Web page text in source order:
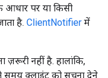
पर या किसी
है. ClientNotifier में
ज़रूरी नहीं है. हालांकि,
समय क्लाइंट को सूचना देने